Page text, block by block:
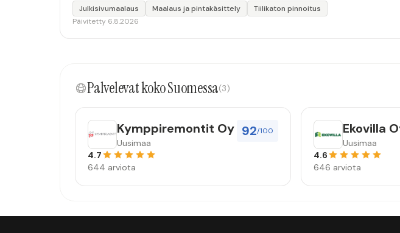
tulevaisuudessakin mahdollisuus että palveluita käytän”
Julkisivumaalaus Maalaus ja pintakäsittely
Tiilikaton pinnoitus
Päivitetty 6.8.2026
Palvelevat koko Suomessa(3)
92/100
Kymppiremontit Oy
Uusimaa
4.7
644 arviota
Ekovilla
Uusimaa
4.6
646 arviota